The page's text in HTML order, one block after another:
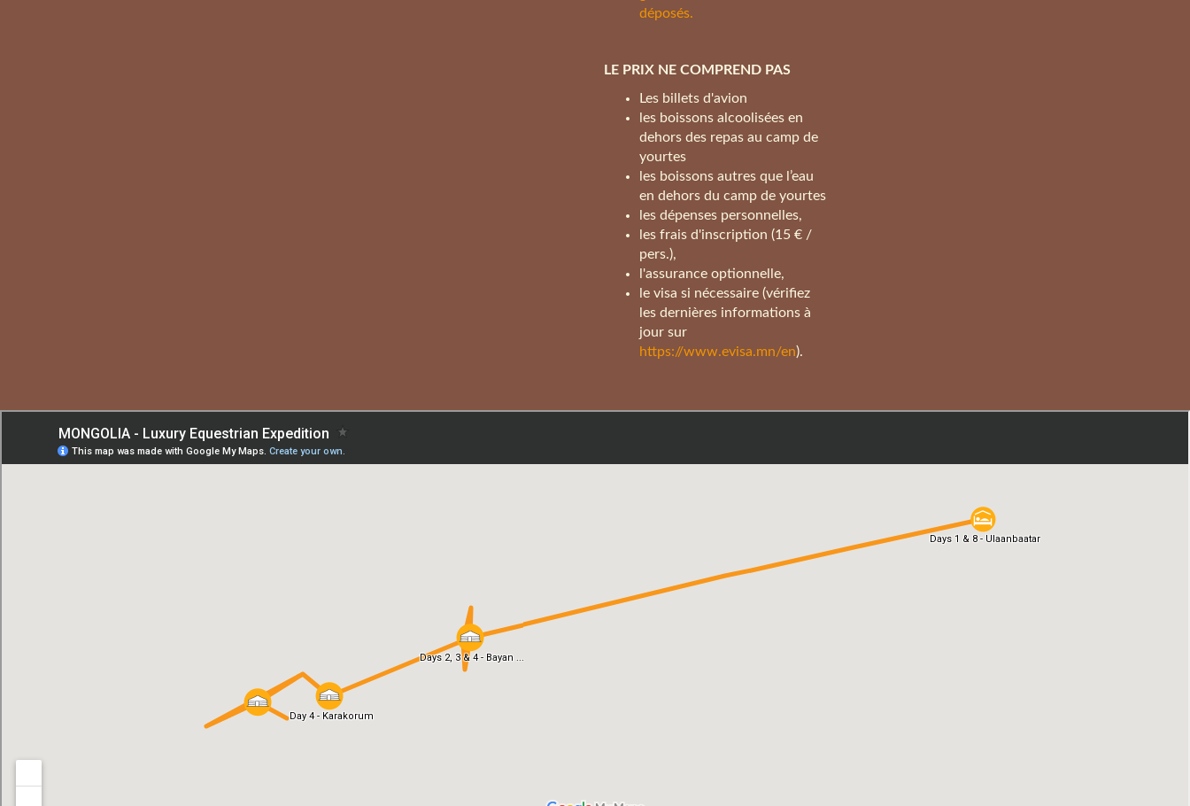
déposés.
LE PRIX NE COMPREND PAS
Les billets d'avion
les boissons alcoolisées en
dehors des repas au camp de
yourtes
les boissons autres que l’eau
en dehors du camp de yourtes
les dépenses personnelles,
les frais d'inscription (15 € /
pers.),
l'assurance optionnelle,
le visa si nécessaire (vérifiez
les dernières informations à
jour sur
https://www.evisa.mn/en).